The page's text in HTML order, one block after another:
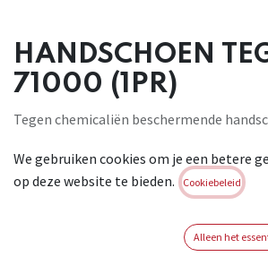
HANDSCHOEN
71000 (1PR)
Tegen chemicaliën beschermende
blauw, Ftalaatvrij, Olie- en vetbestendig,
werkzaamheden . EN 374-3:2003, JKL EN
Login of registreer
We gebruiken cookies om je een betere
op deze website te bieden.
Cookiebeleid
Alleen het